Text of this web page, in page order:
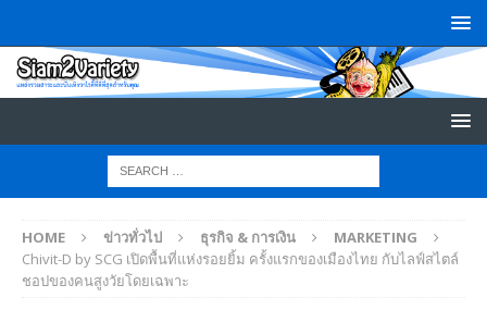
HOME ข่าวทั่วไป ธุรกิจ & การเงิน
MARKETING
Chivit-D by SCG เปิดพื้นที่แห่งรอยยิ้ม ครั้งแรกของเมืองไทย กับไลฟ์สไตล์
ชอปของคนสูงวัยโดยเฉพาะ